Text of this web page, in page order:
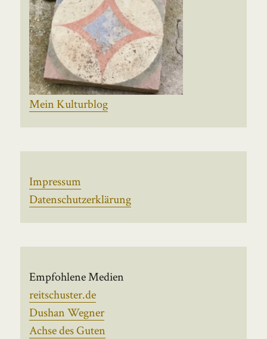
Mein Kulturblog
Impressum
Datenschutzerklärung
Empfohlene Medien
reitschuster.de
Dushan Wegner
Achse des Guten